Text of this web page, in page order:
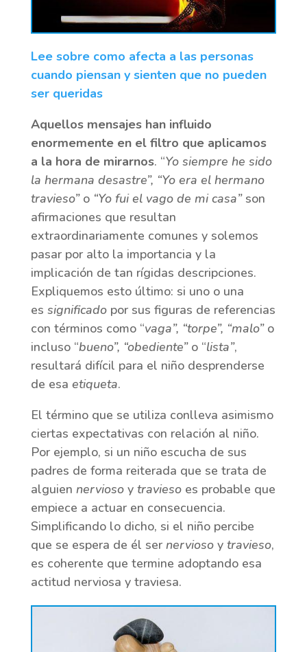
Lee sobre como afecta a las personas
cuando piensan y sienten que no pueden
ser queridas
Aquellos mensajes han influido
enormemente en el filtro que aplicamos
a la hora de mirarnos. “Yo siempre he sido
la hermana desastre”, “Yo era el hermano
travieso” o “Yo fui el vago de mi casa”son
afirmaciones que resultan
extraordinariamente comunes y solemos
pasar por alto la importancia y la
implicación de tan rígidas descripciones.
Expliquemos esto último: si uno o una
es significadopor sus figuras de referencias
con términos como “vaga”, “torpe”, “malo” o
incluso “bueno”, “obediente” o “lista”,
resultará difícil para el niño desprenderse
de esa etiqueta.
El término que se utiliza conlleva asimismo
ciertas expectativas con relación al niño.
Por ejemplo, si un niño escucha de sus
padres de forma reiterada que se trata de
alguien nervioso y traviesoes probable que
empiece a actuar en consecuencia.
Simplificando lo dicho, si el niño percibe
que se espera de él ser nervioso y travieso,
es coherente que termine adoptando esa
actitud nerviosa y traviesa.